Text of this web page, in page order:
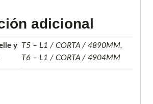
adicional
y
T5 – L1 / CORTA / 4890MM,
T6 – L1 / CORTA / 4904MM